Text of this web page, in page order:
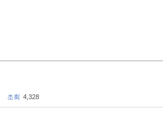
조회 4,328